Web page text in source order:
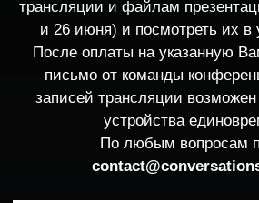
По любым вопросам пишите
contact@conversations-ai.co m
Ждем вас 2 декабря на
Conversations 2026 в